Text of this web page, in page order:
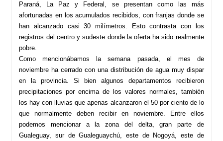
Paraná, La Paz y Federal, se presentan como las más
afortunadas en los acumulados recibidos, con franjas donde se
han alcanzado casi 30 milímetros. Esto contrasta con los
registros del centro y sudeste donde la oferta ha sido realmente
pobre.
Como mencionábamos la semana pasada, el mes de
noviembre ha cerrado con una distribución de agua muy dispar
en la provincia. Si bien algunos departamentos recibieron
precipitaciones por encima de los valores normales, también
los hay con lluvias que apenas alcanzaron el 50 por ciento de lo
que normalmente deben recibir en noviembre. Entre ellos
podemos mencionar a la zona del delta, gran parte de
Gualeguay, sur de Gualeguaychú, este de Nogoyá, este de